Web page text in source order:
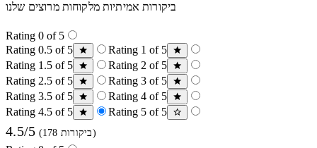
ביקורות אמיתיות מלקוחות מרוצים שלנו
Rating 0 of 5
Rating 0.5 of 5
Rating 1 of 5
Rating 1.5 of 5
Rating 2 of 5
Rating 2.5 of 5
Rating 3 of 5
Rating 3.5 of 5
Rating 4 of 5
Rating 4.5 of 5
Rating 5 of 5
4.5/5 (178 ביקורות)